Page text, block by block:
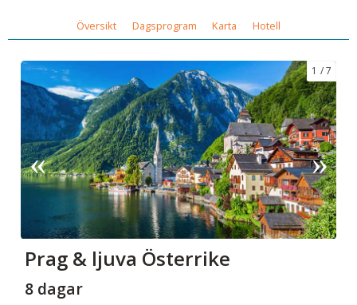
Översikt Dagsprogram Karta Hotell
1 7
Prag & ljuva Österrike
8 dagar